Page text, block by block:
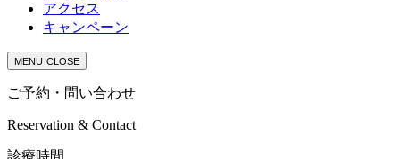
アクセス
キャンペーン
MENU CLOSE
ご予約・問い合わせ
Reservation & Contact
診療時間